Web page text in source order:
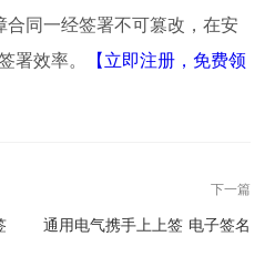
合同一经签署不可篡改，在安
署效率。
【立即注册，免费领
下一篇
通用电气携手上上签 电子签名